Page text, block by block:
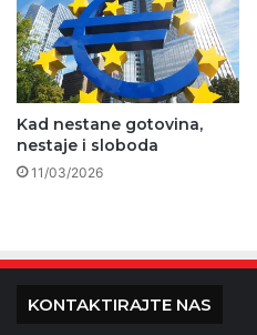
Kad nestane gotovina,
nestaje i sloboda
11/03/2026
KONTAKTIRAJTE NAS